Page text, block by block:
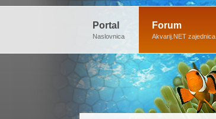
Portal
Naslovnica
Forum
Akvarij.NET zajednica